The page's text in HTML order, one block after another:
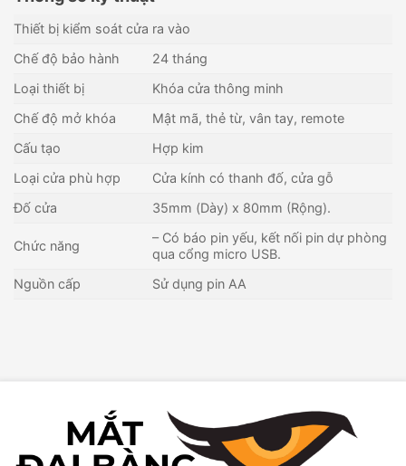
Thiết bị kiểm soát cửa ra vào
Chế độ bảo hành
24 tháng
Loại thiết bị
Khóa cửa thông minh
Chế độ mở khóa
Mật mã, thẻ từ, vân tay, remote
Cấu tạo
Hợp kim
Loại cửa phù hợp
Cửa kính có thanh đố, cửa gỗ
Đố cửa
35mm (Dày) x 80mm (Rộng).
Chức năng
– Có báo pin yếu, kết nối pin dự phòng
qua cổng micro USB.
Nguồn cấp
Sử dụng pin AA